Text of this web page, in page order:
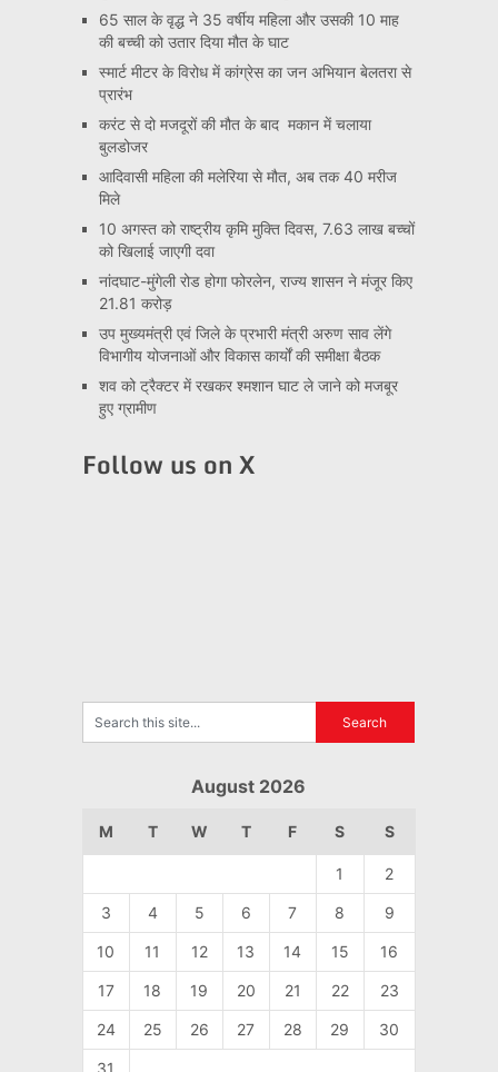
65 साल के वृद्ध ने 35 वर्षीय महिला और उसकी 10 माह
की बच्ची को उतार दिया मौत के घाट
स्मार्ट मीटर के विरोध में कांग्रेस का जन अभियान बेलतरा से
प्रारंभ
करंट से दो मजदूरों की मौत के बाद मकान में चलाया
बुलडोजर
आदिवासी महिला की मलेरिया से मौत, अब तक 40 मरीज
मिले
10 अगस्त को राष्ट्रीय कृमि मुक्ति दिवस, 7.63 लाख बच्चों
को खिलाई जाएगी दवा
नांदघाट-मुंगेली रोड होगा फोरलेन, राज्य शासन ने मंजूर किए
21.81 करोड़
उप मुख्यमंत्री एवं जिले के प्रभारी मंत्री अरुण साव लेंगे
विभागीय योजनाओं और विकास कार्यों की समीक्षा बैठक
शव को ट्रैक्टर में रखकर श्मशान घाट ले जाने को मजबूर
हुए ग्रामीण
Follow us on X
August 2026
M T W T F S S
1 2
3 4 5 6 7 8 9
10 11 12 13 14 15 16
17 18 19 20 21 22 23
24 25 26 27 28 29 30
31